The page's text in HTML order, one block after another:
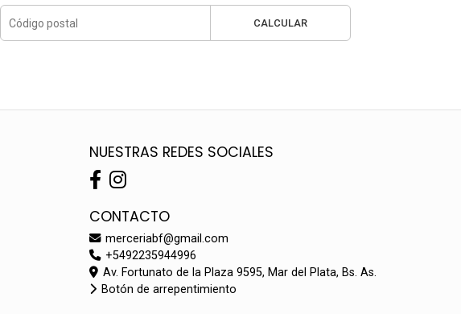
CALCULAR
NUESTRAS REDES SOCIALES
CONTACTO
merceriabf@gmail.com
+5492235944996
Av. Fortunato de la Plaza 9595, Mar del Plata, Bs. As.
Botón de arrepentimiento